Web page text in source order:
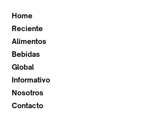
Home
Reciente
Alimentos
Bebidas
Global
Informativo
Nosotros
Contacto